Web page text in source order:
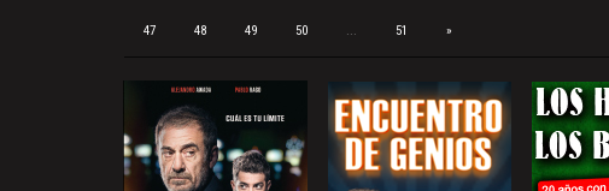
47 48 49 50 ... 51 »